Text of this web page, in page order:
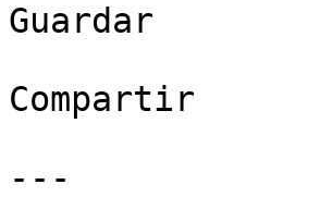
Guardar
Compartir
---